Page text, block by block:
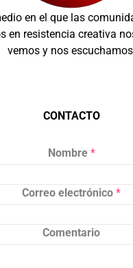
en el que las
en resistencia creativa
vemos y nos
CONTACTO
Nombre *
Correo electrónico *
Comentario